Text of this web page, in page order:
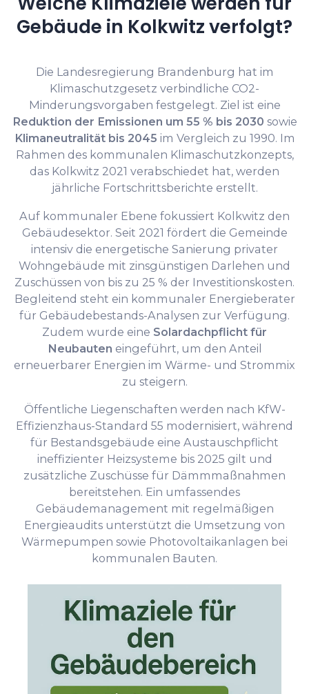
Gebäude in Kolkwitz verfolgt?
Die Landesregierung Brandenburg hat im
Klimaschutzgesetz verbindliche CO2-
Minderungsvorgaben festgelegt. Ziel ist eine
Reduktion der Emissionen um 55 % bis 2030 sowie
Klimaneutralität bis 2045 im Vergleich zu 1990. Im
Rahmen des kommunalen Klimaschutzkonzepts,
das Kolkwitz 2021 verabschiedet hat, werden
jährliche Fortschrittsberichte erstellt.
Auf kommunaler Ebene fokussiert Kolkwitz den
Gebäudesektor. Seit 2021 fördert die Gemeinde
intensiv die energetische Sanierung privater
Wohngebäude mit zinsgünstigen Darlehen und
Zuschüssen von bis zu 25 % der Investitionskosten.
Begleitend steht ein kommunaler Energieberater
für Gebäudebestands-Analysen zur Verfügung.
Zudem wurde eine Solardachpflicht für
Neubauten eingeführt, um den Anteil
erneuerbarer Energien im Wärme- und Strommix
zu steigern.
Öffentliche Liegenschaften werden nach KfW-
Effizienzhaus-Standard 55 modernisiert, während
für Bestandsgebäude eine Austauschpflicht
ineffizienter Heizsysteme bis 2025 gilt und
zusätzliche Zuschüsse für Dämmmaßnahmen
bereitstehen. Ein umfassendes
Gebäudemanagement mit regelmäßigen
Energieaudits unterstützt die Umsetzung von
Wärmepumpen sowie Photovoltaikanlagen bei
kommunalen Bauten.